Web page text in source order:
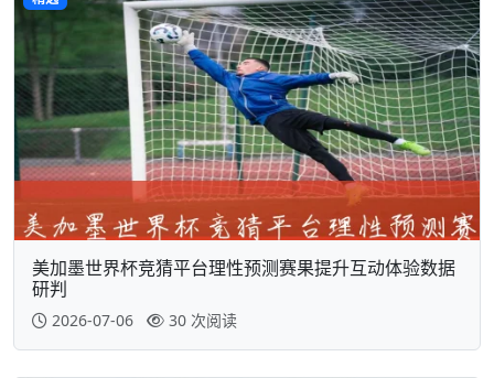
美加墨世界杯竞猜平台理性预测赛果提升互动体验数据
研判
2026-07-06 30 次阅读